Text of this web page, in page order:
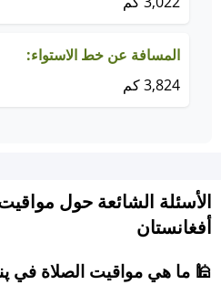
المسافة عن خط الاستواء:
3,824 كم
الأسئلة الشائعة حول
أفغانستان
🕌 ما هي مواقيت الصلاة في